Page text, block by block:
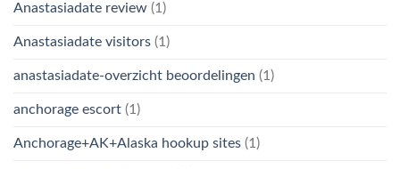
Anastasiadate review (1)
Anastasiadate visitors (1)
anastasiadate-overzicht beoordelingen (1)
anchorage escort (1)
Anchorage+AK+Alaska hookup sites (1)